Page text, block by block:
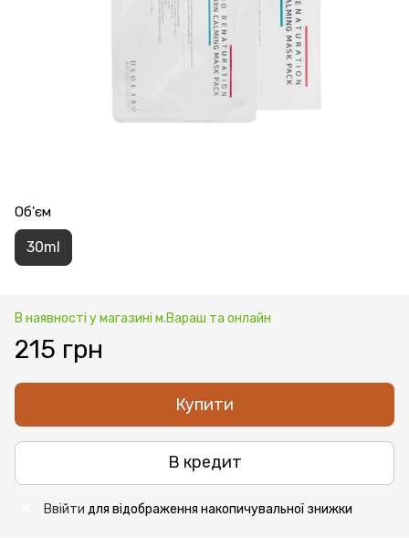
Об'єм
30ml
В наявності у магазині м.Вараш та онлайн
215 грн
Купити
В кредит
Ввійти для відображення накопичувальної знижки